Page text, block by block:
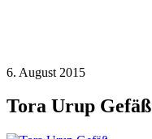
6. August 2015
Tora Urup Gefäß